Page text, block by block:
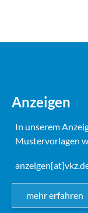
Anzeigen
In unserem
Mustervorlagen
mehr erfahren